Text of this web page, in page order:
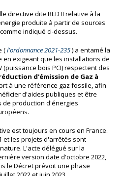
directive dite RED II relative à la
produite à partir de sources
indiqué ci-dessus.
(l'ordonnance 2021-235) a entamé la
exigeant que les installations de
bois PCI) respectent des
d'émission de Gaz à
à une référence gaz fossile, afin
d'aides publiques et être
de production d'énergies
est toujours en cours en France.
et les projets d'arrêtés sont
L'acte délégué sur la
version date d'octobre 2022,
le Décret prévoit une phase